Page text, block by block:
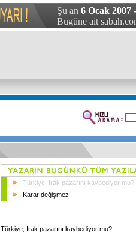
Şu an 6 Ocak 2007
Bugüne ait
Türkiye, Irak pazarını kaybediyor mu?
Karar değişmez
Türkiye, Irak pazarını kaybediyor mu?